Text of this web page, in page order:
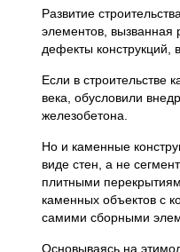
Развитие
элементов,
дефекты конструкций,
Если в строительстве
века, обусловили
железобетона.
Но и каменные
виде стен, а не
плитными
каменных объектов с
самими сборными
Основываясь на